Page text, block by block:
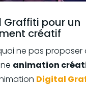
Graffiti pour un
créatif
ne pas proposer
animation
Digital